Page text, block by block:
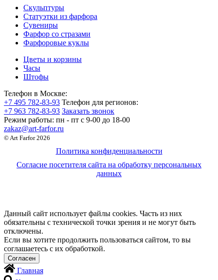
Скульптуры
Статуэтки из фарфора
Сувениры
Фарфор со стразами
Фарфоровые куклы
Цветы и корзины
Часы
Штофы
Телефон в Москве:
+7 495 782-83-93 Телефон для регионов:
+7 963 782-83-93 Заказать звонок
Режим работы: пн - пт c 9-00 до 18-00
zakaz@art-farfor.ru
© Art Farfor 2026
Политика конфиденциальности
Согласие посетителя сайта на обработку персональных
данных
Данный сайт использует файлы cookies. Часть из них
обязательны с технической точки зрения и не могут быть
отключены.
Если вы хотите продолжить пользоваться сайтом, то вы
соглашаетесь с их обработкой.
Главная